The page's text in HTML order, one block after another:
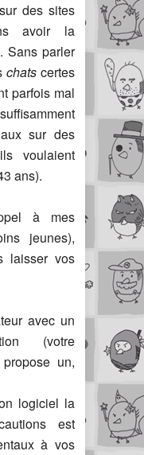
des sites
avoir la
Sans parler
chats certes
parfois mal
sur des
voulaient
ans).
à mes
jeunes),
laisser vos
avec un
(votre
un,
logiciel la
est
à vos